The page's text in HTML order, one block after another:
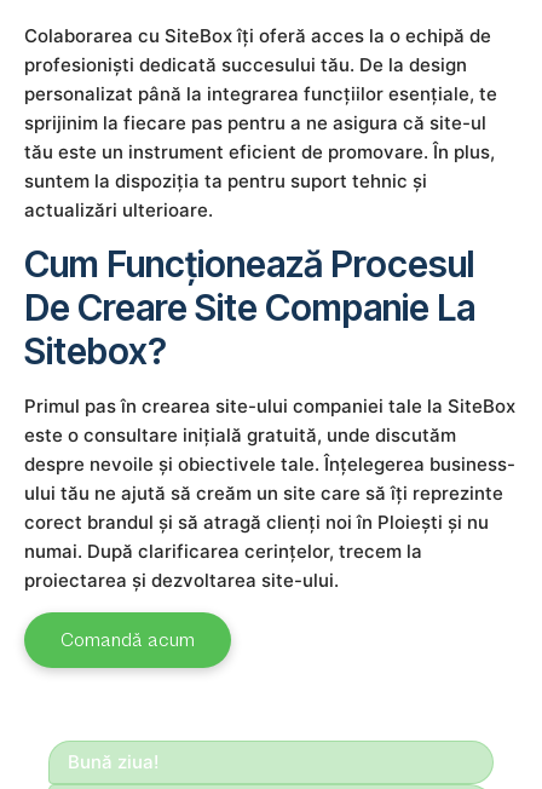
Colaborarea cu SiteBox îți oferă acces la o echipă de
profesioniști dedicată succesului tău. De la design
personalizat până la integrarea funcțiilor esențiale, te
sprijinim la fiecare pas pentru a ne asigura că site-ul
tău este un instrument eficient de promovare. În plus,
suntem la dispoziția ta pentru suport tehnic și
actualizări ulterioare.
Cum Funcționează Procesul
De Creare Site Companie La
Sitebox?
Primul pas în crearea site-ului companiei tale la SiteBox
este o consultare inițială gratuită, unde discutăm
despre nevoile și obiectivele tale. Înțelegerea business-
ului tău ne ajută să creăm un site care să îți reprezinte
corect brandul și să atragă clienți noi în Ploiești și nu
numai. După clarificarea cerințelor, trecem la
proiectarea și dezvoltarea site-ului.
Comandă acum
Bună ziua!